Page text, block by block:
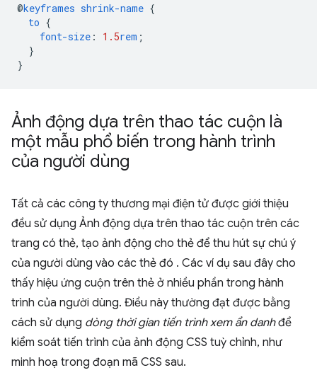
@keyframes shrink-name {
to {
font-size : 1.5rem ;
}
}
Ảnh động dựa trên thao tác cuộn là
một mẫu phổ biến trong hành trình
của người dùng
Tất cả các công ty thương mại điện tử được giới thiệu
đều sử dụng Ảnh động dựa trên thao tác cuộn trên các
trang có thẻ, tạo ảnh động cho thẻ để thu hút sự chú ý
của người dùng vào các thẻ đó . Các ví dụ sau đây cho
thấy hiệu ứng cuộn trên thẻ ở nhiều phần trong hành
trình của người dùng. Điều này thường đạt được bằng
cách sử dụng dòng thời gian tiến trình xem ẩn danhđể
kiểm soát tiến trình của ảnh động CSS tuỳ chỉnh, như
minh hoạ trong đoạn mã CSS sau.